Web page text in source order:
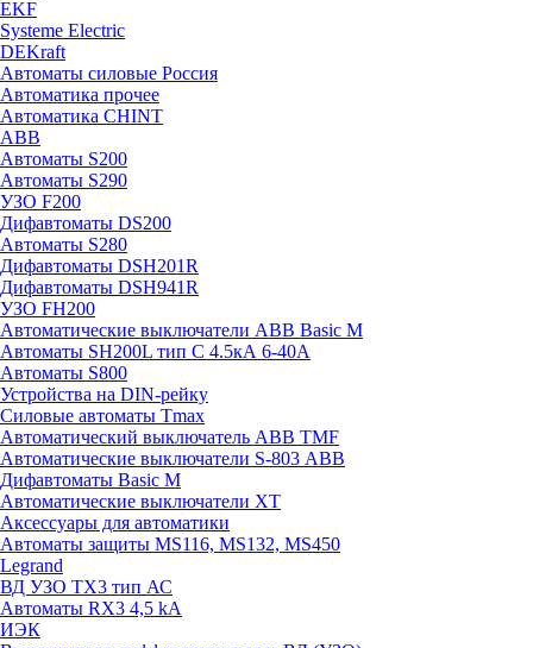
EKF
Systeme Electric
DEKraft
Автоматы силовые Россия
Автоматика прочее
Автоматика CHINT
ABB
Автоматы S200
Автоматы S290
УЗО F200
Дифавтоматы DS200
Автоматы S280
Дифавтоматы DSH201R
Дифавтоматы DSH941R
УЗО FH200
Автоматические выключатели ABB Basic M
Автоматы SH200L тип С 4.5кА 6-40А
Автоматы S800
Устройства на DIN-рейку
Силовые автоматы Tmax
Автоматический выключатель ABB TMF
Автоматические выключатели S-803 АВВ
Дифавтоматы Basic M
Автоматические выключатели XT
Аксессуары для автоматики
Автоматы защиты MS116, MS132, MS450
Legrand
ВД УЗО TX3 тип АС
Автоматы RX3 4,5 kA
ИЭК